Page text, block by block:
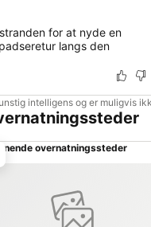
for at nyde en
langs den
intelligens og er muligvis
overnatningssteder